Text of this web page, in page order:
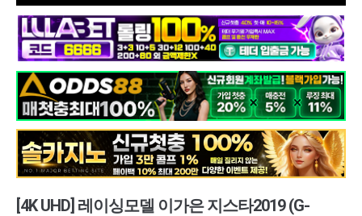
[4K UHD] 레이싱모델 이가은 지스타2019 (G-